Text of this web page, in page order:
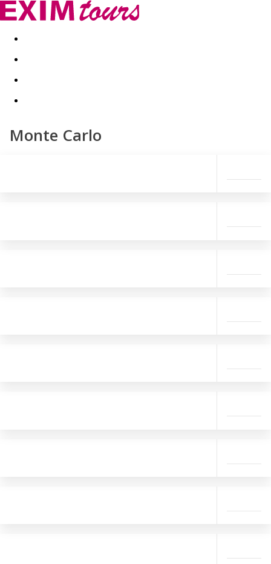
Akční nabídky Last minute
Monte Carlo